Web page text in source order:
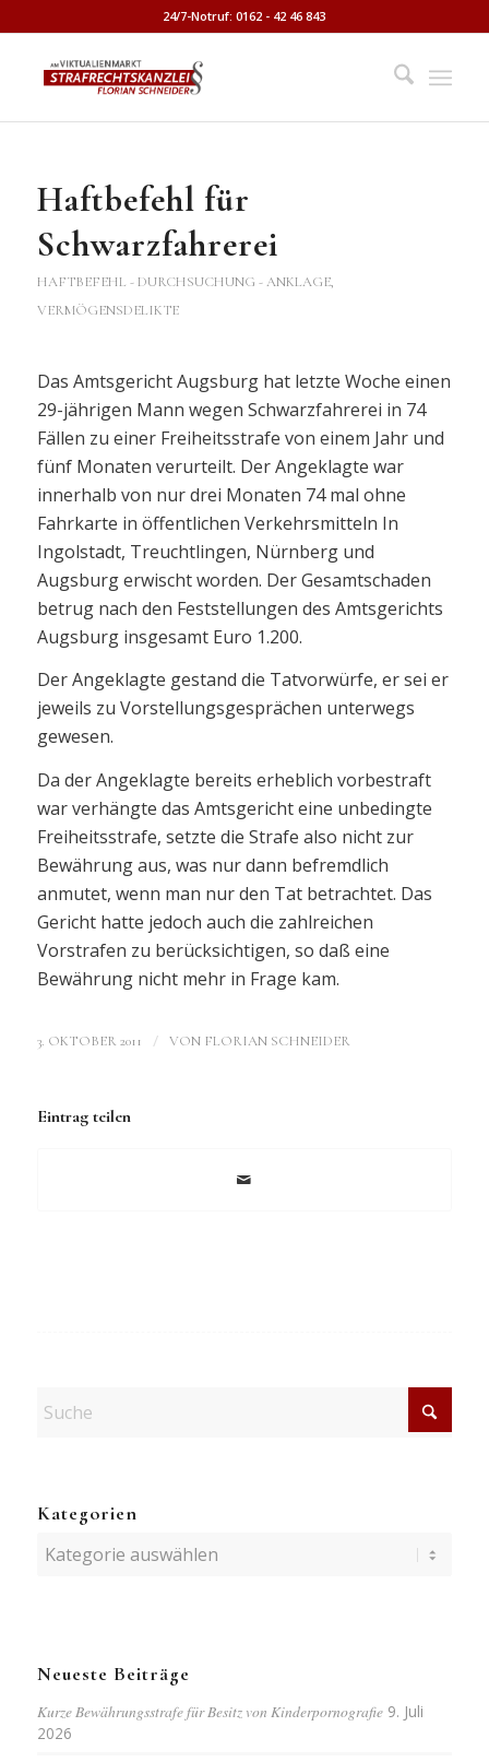
24/7-Notruf: 0162 - 42 46 843
Haftbefehl für
Schwarzfahrerei
HAFTBEFEHL - DURCHSUCHUNG - ANKLAGE,
VERMÖGENSDELIKTE
Das Amtsgericht Augsburg hat letzte Woche einen
29-jährigen Mann wegen Schwarzfahrerei in 74
Fällen zu einer Freiheitsstrafe von einem Jahr und
fünf Monaten verurteilt. Der Angeklagte war
innerhalb von nur drei Monaten 74 mal ohne
Fahrkarte in öffentlichen Verkehrsmitteln In
Ingolstadt, Treuchtlingen, Nürnberg und
Augsburg erwischt worden. Der Gesamtschaden
betrug nach den Feststellungen des Amtsgerichts
Augsburg insgesamt Euro 1.200.
Der Angeklagte gestand die Tatvorwürfe, er sei er
jeweils zu Vorstellungsgesprächen unterwegs
gewesen.
Da der Angeklagte bereits erheblich vorbestraft
war verhängte das Amtsgericht eine unbedingte
Freiheitsstrafe, setzte die Strafe also nicht zur
Bewährung aus, was nur dann befremdlich
anmutet, wenn man nur den Tat betrachtet. Das
Gericht hatte jedoch auch die zahlreichen
Vorstrafen zu berücksichtigen, so daß eine
Bewährung nicht mehr in Frage kam.
3. OKTOBER 2011 / VON FLORIAN SCHNEIDER
Eintrag teilen
Kategorien
Kategorien
Neueste Beiträge
Kurze Bewährungsstrafe für Besitz von Kinderpornografie 9. Juli
2026